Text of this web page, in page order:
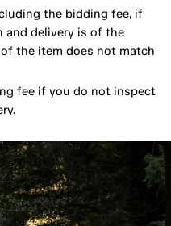
the bidding fee, if
delivery is of the
the item does not match
fee if you do not inspect